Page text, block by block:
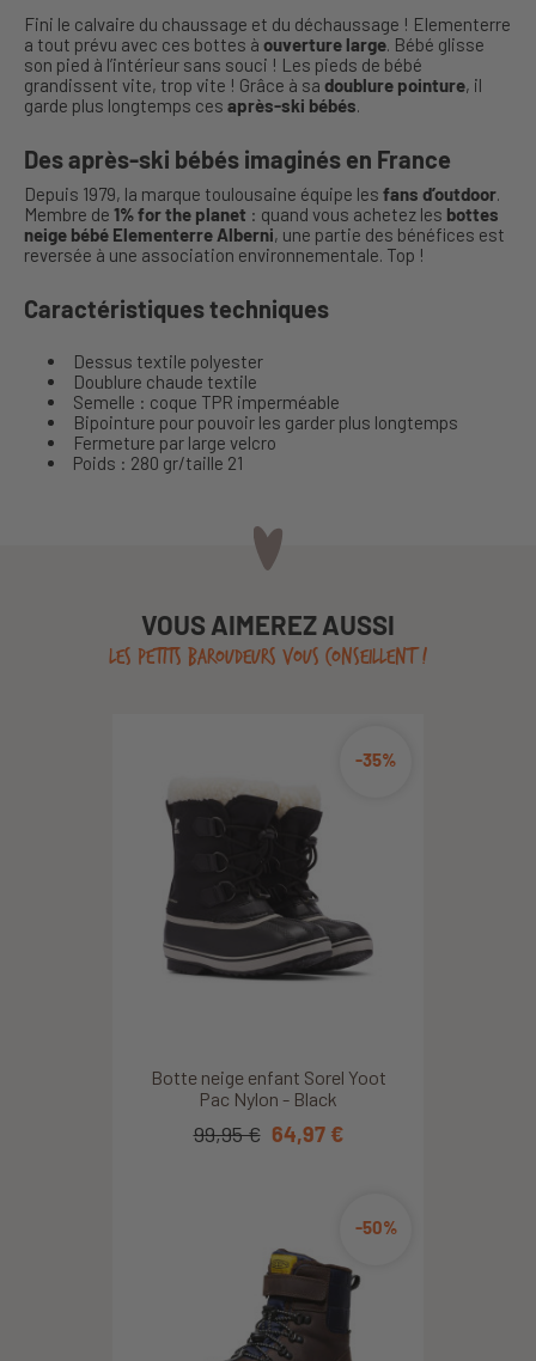
Fini le calvaire du chaussage et du déchaussage ! Elementerre
a tout prévu avec ces bottes à ouverture large. Bébé glisse
son pied à l’intérieur sans souci ! Les pieds de bébé
grandissent vite, trop vite ! Grâce à sa doublure pointure, il
garde plus longtemps ces après-ski bébés.
Des après-ski bébés imaginés en France
Depuis 1979, la marque toulousaine équipe les fans d’outdoor.
Membre de 1% for the planet : quand vous achetez les bottes
neige bébé Elementerre Alberni, une partie des bénéfices est
reversée à une association environnementale. Top !
Caractéristiques techniques
Dessus textile polyester
Doublure chaude textile
Semelle : coque TPR imperméable
Bipointure pour pouvoir les garder plus longtemps
Fermeture par large velcro
Poids : 280 gr/taille 21
VOUS AIMEREZ AUSSI
LES PETITS BAROUDEURS VOUS CONSEILLENT !
Botte neige enfant Sorel Yoot
Pac Nylon - Black
-35%
99,95 € 64,97 €
-50%